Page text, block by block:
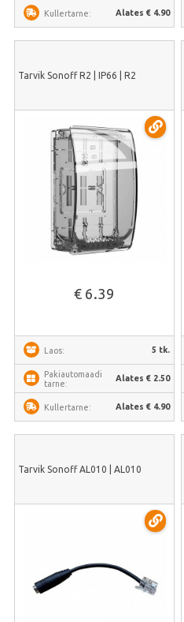
Kullertarne: Alates € 4.90
Tarvik Sonoff R2 | IP66 | R2
€ 6.39
Laos: 5 tk.
Pakiautomaadi
tarne:
Alates € 2.50
Kullertarne: Alates € 4.90
Tarvik Sonoff AL010 | AL010